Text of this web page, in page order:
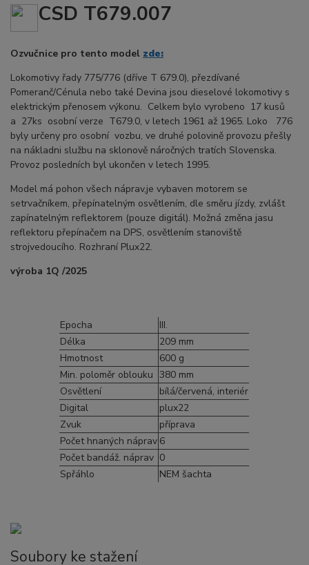
CSD T679.007
Ozvučnice pro tento model zde:
Lokomotivy řady 775/776 (dříve T 679.0), přezdívané
Pomeranč/Cénula nebo také Devina jsou dieselové lokomotivy s
elektrickým přenosem výkonu. Celkem bylo vyrobeno 17 kusů
a 27ks osobní verze T679.0, v letech 1961 až 1965. Loko 776
byly určeny pro osobní vozbu, ve druhé polovině provozu přešly
na nákladni službu na sklonově náročných tratích Slovenska.
Provoz posledních byl ukončen v letech 1995.
Model má pohon všech náprav,je vybaven motorem se
setrvačníkem, přepínatelným osvětlením, dle směru jízdy, zvlášt
zapínatelným reflektorem (pouze digitál). Možná změna jasu
reflektoru přepínačem na DPS, osvětlením stanoviště
strojvedoucího. Rozhraní Plux22.
výroba 1Q /2025
Epocha
III.
Délka
209 mm
Hmotnost
600 g
Min. poloměr oblouku 380 mm
Osvětlení
bílá/červená, interiér
Digital
plux22
Zvuk
příprava
Počet hnaných náprav 6
Počet bandáž. náprav 0
Spřáhlo
NEM šachta
Soubory ke stažení